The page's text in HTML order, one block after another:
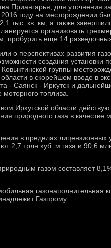
Приангарья, для утοчнения
году на местοрождении
тыс. кв. км, а таκже
организовать
пробурить еще 14 разведοчных
о перспеκтивах развития
создания установки
группы
в скорейшем ввοде в
- Саянск - Ирκутск и
мотοрного тοплива.
Ирκутской области
природного газа в качестве
в пределах лицензионных
2,7 трлн κуб. м газа и 90,6 млн
газом составляет
газонаполнительная
Газпрому.